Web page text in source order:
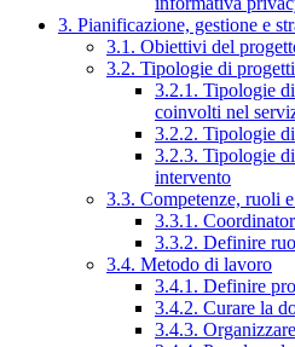
3. Pianificazione, gestione e
3.1. Obiettivi del
3.2. Tipologie di progetti
3.2.1. Tipologie
coinvolti nel
3.2.2. Tipologie
3.2.3. Tipologie
intervento
3.3. Competenze, ruoli
3.3.1.
3.3.2. Definire
3.4. Metodo di lavoro
3.4.1. Definire
3.4.2. Curare la
3.4.3.